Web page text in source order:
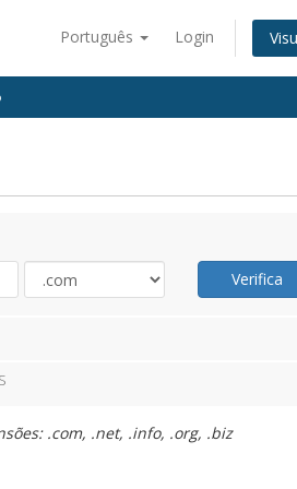
Português Login
Verifica
.com, .net, .info, .org, .biz